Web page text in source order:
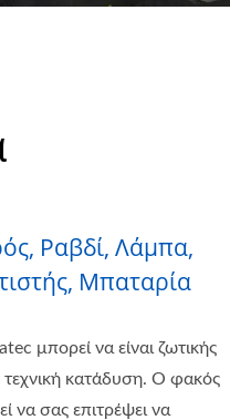
Ραβδί, Λάμπα,
Μπαταρία
μπορεί να είναι ζωτικής
τεχνική κατάδυση. Ο φακός
να σας επιτρέψει να